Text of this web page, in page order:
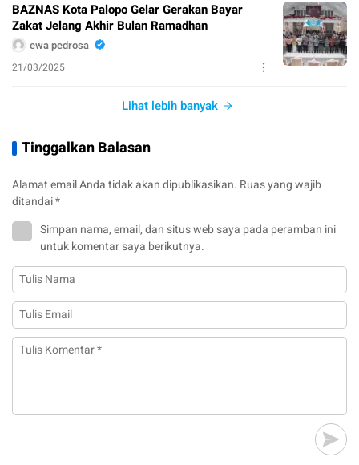
BAZNAS Kota Palopo Gelar Gerakan Bayar
Zakat Jelang Akhir Bulan Ramadhan
ewa pedrosa
21/03/2025
Lihat lebih banyak
Tinggalkan Balasan
Alamat email Anda tidak akan dipublikasikan. Ruas yang wajib
ditandai*
Simpan nama, email, dan situs web saya pada peramban ini
untuk komentar saya berikutnya.